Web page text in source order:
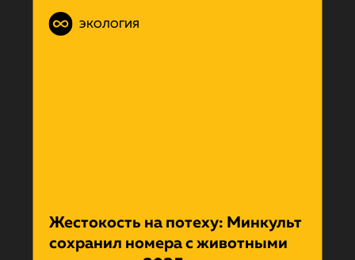
ЭКОЛОГИЯ
Жестокость на потеху: Минкульт
сохранил номера с животными